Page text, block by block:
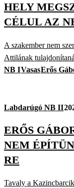
HELY
CÉLUL AZ
A szakember nem
Attilának
NB IVasasErős
Labdarúgó NB II
ERŐS
NEM
RE
Tavaly a